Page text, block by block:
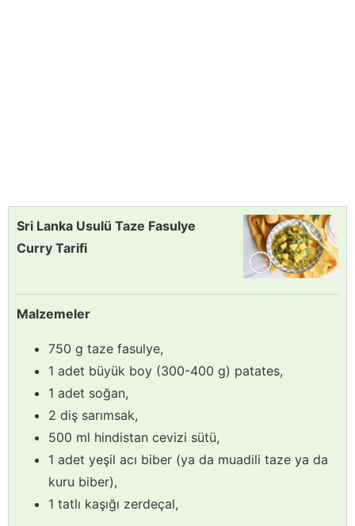
Sri Lanka Usulü Taze Fasulye
Curry Tarifi
Malzemeler
750 g taze fasulye,
1 adet büyük boy (300-400 g) patates,
1 adet soğan,
2 diş sarımsak,
500 ml hindistan cevizi sütü,
1 adet yeşil acı biber (ya da muadili taze ya da
kuru biber),
1 tatlı kaşığı zerdeçal,